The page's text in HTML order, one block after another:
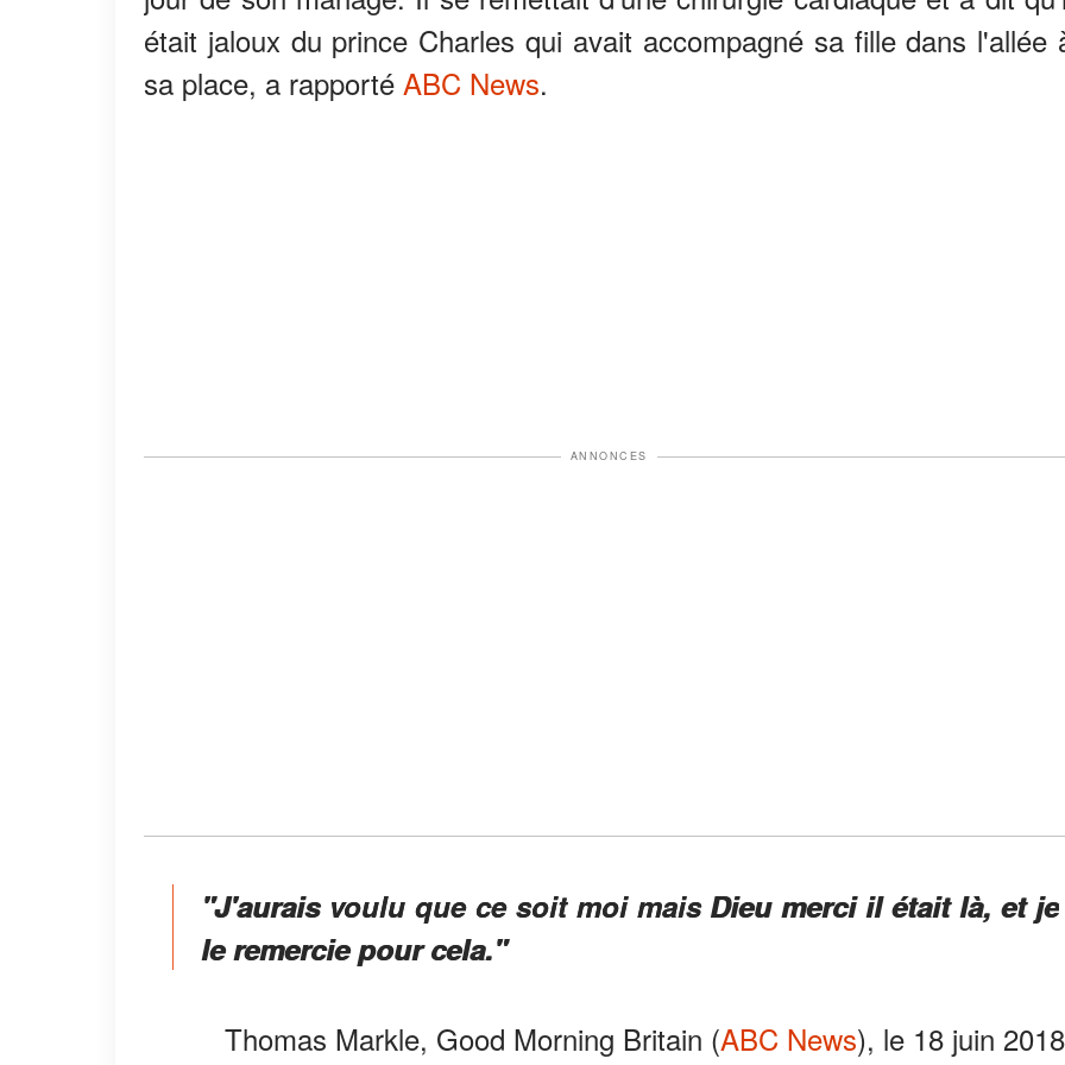
était jaloux du prince Charles qui avait accompagné sa fille dans l'allée
sa place, a rapporté ABC News.
ANNONCES
"J'aurais voulu que ce soit moi mais Dieu merci il était là, et je
le remercie pour cela."
Thomas Markle, Good Morning Britain (ABC News), le 18 juin